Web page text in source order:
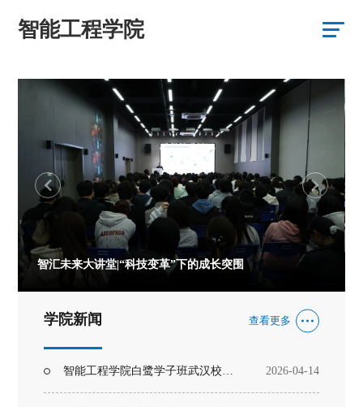
智能工程学院
智汇未来大讲堂|“科技变革”下的成长突围
学院新闻 查看更多
智能工程学院白鹭学子班武汉校区师生座谈交流 2026-04-14